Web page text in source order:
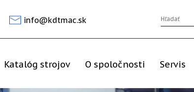
info@kdtmac.sk
Katalóg strojov O spoločnosti Servis